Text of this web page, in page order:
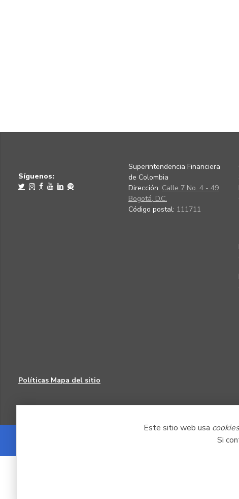
Este sitio web usa
Si
Síguenos:
Superintendencia Financiera
de Colombia
Dirección: Calle 7 No. 4 - 49
Bogotá, D.C.
Código postal: 111711
Políticas Mapa del sitio